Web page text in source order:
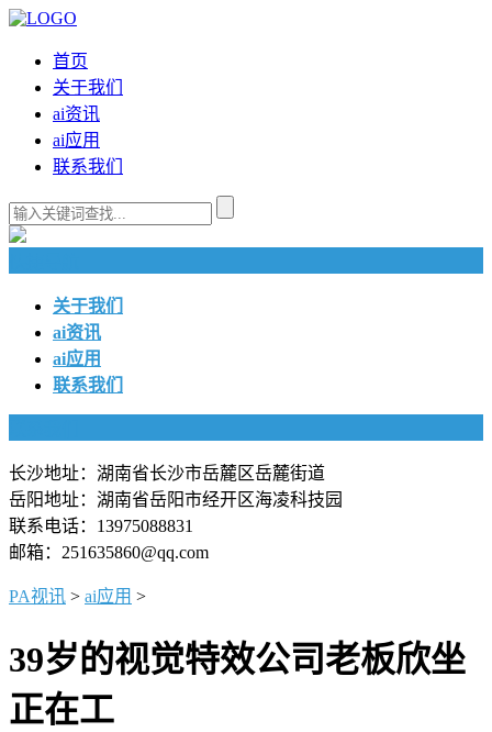
首页
关于我们
ai资讯
ai应用
联系我们
关于我们
ai资讯
ai应用
联系我们
长沙地址：湖南省长沙市岳麓区岳麓街道
岳阳地址：湖南省岳阳市经开区海凌科技园
联系电话：13975088831
邮箱：251635860@qq.com
PA视讯 > ai应用 >
39岁的视觉特效公司老板欣坐
正在工